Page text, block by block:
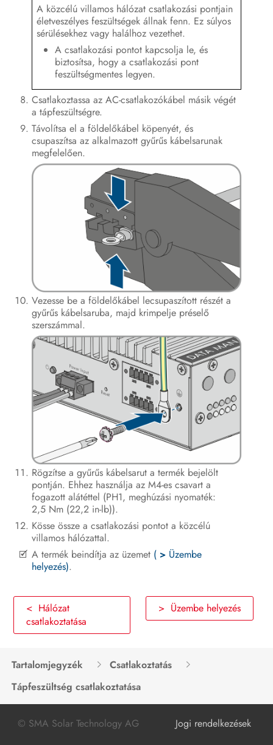
A közcélú villamos hálózat csatlakozási pontjain
életveszélyes feszültségek állnak fenn. Ez súlyos
sérülésekhez vagy halálhoz vezethet.
A csatlakozási pontot kapcsolja le, és
biztosítsa, hogy a csatlakozási pont
feszültségmentes legyen.
Csatlakoztassa az AC-csatlakozókábel másik végét
a tápfeszültségre.
Távolítsa el a földelőkábel köpenyét, és
csupaszítsa az alkalmazott gyűrűs kábelsarunak
megfelelően.
Vezesse be a földelőkábel lecsupaszított részét a
gyűrűs kábelsaruba, majd krimpelje préselő
szerszámmal.
Rögzítse a gyűrűs kábelsarut a termék bejelölt
pontján. Ehhez használja az M4-es csavart a
fogazott alátéttel (PH1, meghúzási nyomaték:
2,5 Nm (22,2 in‑lb)).
Kösse össze a csatlakozási pontot a közcélú
villamos hálózattal.
A termék beindítja az üzemet ( > Üzembe
helyezés).
< Hálózat
csatlakoztatása
> Üzembe helyezés
Tartalomjegyzék
Csatlakoztatás
Tápfeszültség csatlakoztatása
© SMA Solar Technology AG Jogi rendelkezések